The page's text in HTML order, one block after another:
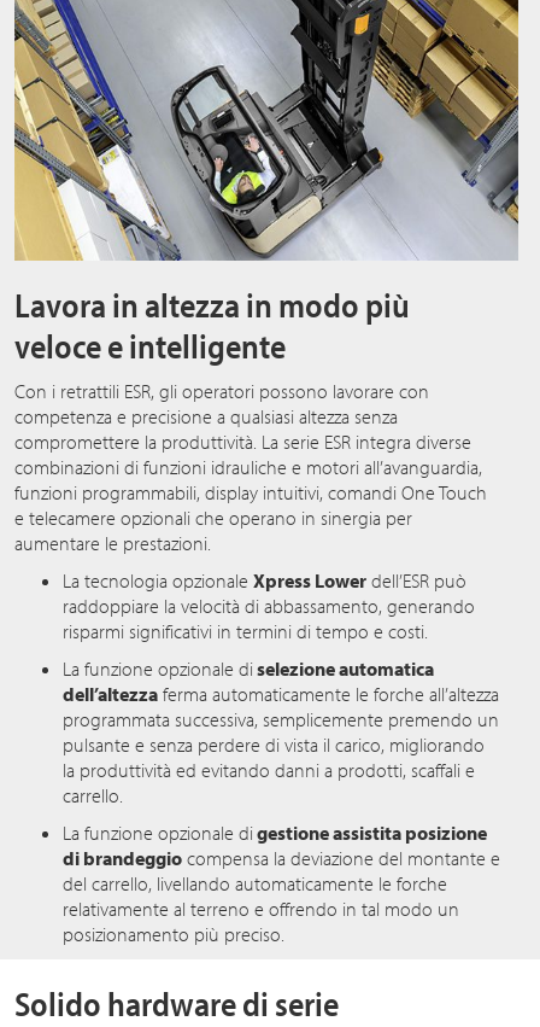
Lavora in altezza in modo più
veloce e intelligente
Con i retrattili ESR, gli operatori possono lavorare con
competenza e precisione a qualsiasi altezza senza
compromettere la produttività. La serie ESR integra diverse
combinazioni di funzioni idrauliche e motori all’avanguardia,
funzioni programmabili, display intuitivi, comandi One Touch
e telecamere opzionali che operano in sinergia per
aumentare le prestazioni.
La tecnologia opzionale Xpress Lower dell’ESR può
raddoppiare la velocità di abbassamento, generando
risparmi significativi in termini di tempo e costi.
La funzione opzionale diselezione automatica
dell’altezza ferma automaticamente le forche all’altezza
programmata successiva, semplicemente premendo un
pulsante e senza perdere di vista il carico, migliorando
la produttività ed evitando danni a prodotti, scaffali e
carrello.
La funzione opzionale digestione assistita posizione
di brandeggio compensa la deviazione del montante e
del carrello, livellando automaticamente le forche
relativamente al terreno e offrendo in tal modo un
posizionamento più preciso.
Solido hardware di serie